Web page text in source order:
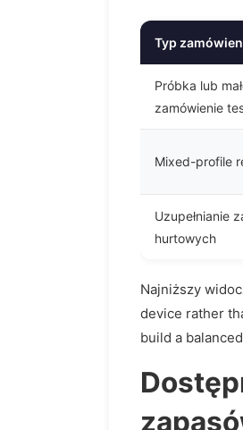
Typ
Próbka lub
zamówienie
Mixed-profile
Uzupełnianie
hurtowych
Najniższy
device rather
build a